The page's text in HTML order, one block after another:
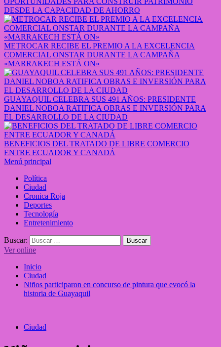
DESDE LA CAPACIDAD DE AHORRO
METROCAR RECIBE EL PREMIO A LA EXCELENCIA
COMERCIAL ONSTAR DURANTE LA CAMPAÑA
«MARRAKECH ESTÁ ON»
GUAYAQUIL CELEBRA SUS 491 AÑOS: PRESIDENTE
DANIEL NOBOA RATIFICA OBRAS E INVERSIÓN PARA
EL DESARROLLO DE LA CIUDAD
BENEFICIOS DEL TRATADO DE LIBRE COMERCIO
ENTRE ECUADOR Y CANADÁ
Menú principal
Política
Ciudad
Cronica Roja
Deportes
Tecnología
Entretenimiento
Buscar:
Ver online
Inicio
Ciudad
Niños participaron en concurso de pintura que evocó la
historia de Guayaquil
Ciudad